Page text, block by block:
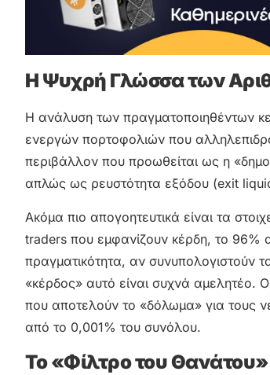
Η Ψυχρή Γλώσσα των
Η ανάλυση των πραγματοποιηθέντων
ενεργών πορτοφολιών που
περιβάλλον που προωθείται ως η
απλώς ως ρευστότητα εξόδου (exit
Ακόμα πιο απογοητευτικά είναι τα
traders που εμφανίζουν κέρδη, το 96%
πραγματικότητα, αν συνυπολογιστούν
«κέρδος» αυτό είναι συχνά
που αποτελούν το «δόλωμα» για τους
από το 0,001% του συνόλου.
Το «Φίλτρο του